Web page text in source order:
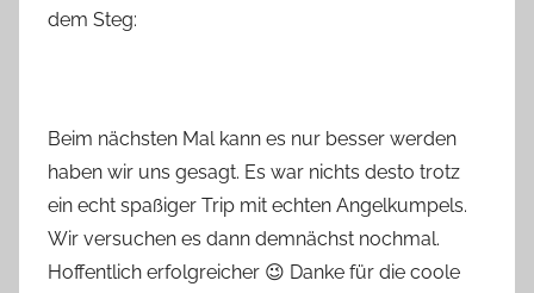
dem Steg:
Beim nächsten Mal kann es nur besser werden
haben wir uns gesagt. Es war nichts desto trotz
ein echt spaßiger Trip mit echten Angelkumpels.
Wir versuchen es dann demnächst nochmal.
Hoffentlich erfolgreicher 😉 Danke für die coole